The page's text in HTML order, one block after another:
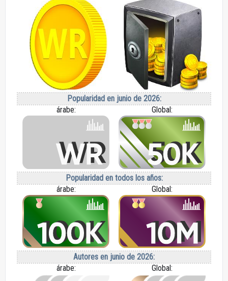
Popularidad en junio de 2026:
árabe:
Global:
Popularidad en todos los años:
árabe:
Global:
Autores en junio de 2026:
árabe:
Global: